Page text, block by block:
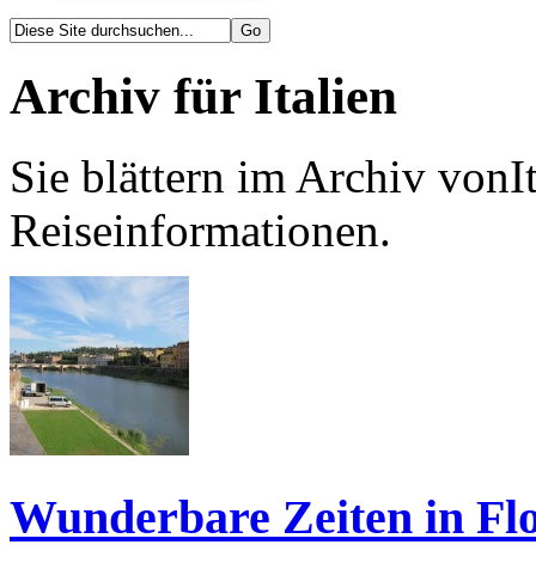
Archiv für Italien
Sie blättern im Archiv
Reiseinformationen.
Wunderbare Zeiten in